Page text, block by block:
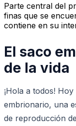
Parte central del
finas que se
contiene en su
El saco
de la vida
¡Hola a todos!
embrionario, una
de reproducción